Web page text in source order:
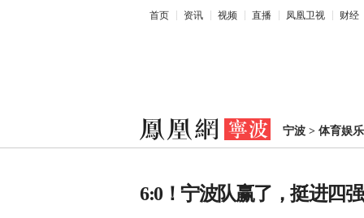
首页 资讯 视频 直播 凤凰卫视 财经
宁波 > 体育娱乐
6:0！宁波队赢了，挺进四